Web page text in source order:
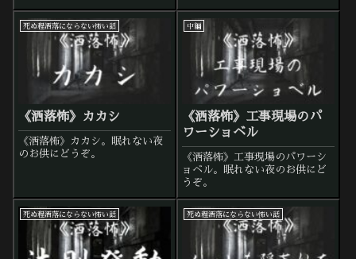
死ぬ程洒落にならない怖い話
《洒落怖》カカシ
《洒落怖》カカシ。眠れない夜
のお供にどうぞ。
中編
《洒落怖》工事現場のパ
ワーショベル
《洒落怖》工事現場のパワーシ
ョベル。眠れない夜のお供にど
うぞ。
死ぬ程洒落にならない怖い話 死ぬ程洒落にならない怖い話